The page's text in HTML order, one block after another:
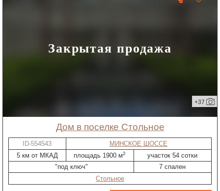
Закрытая продажа
+37
дом в поселке Стольное
ID-554543
МИНСКОЕ ШОССЕ
5 км от МКАД
площадь 1900 м2
участок 54 сотки
"под ключ"
7 спален
Стольное